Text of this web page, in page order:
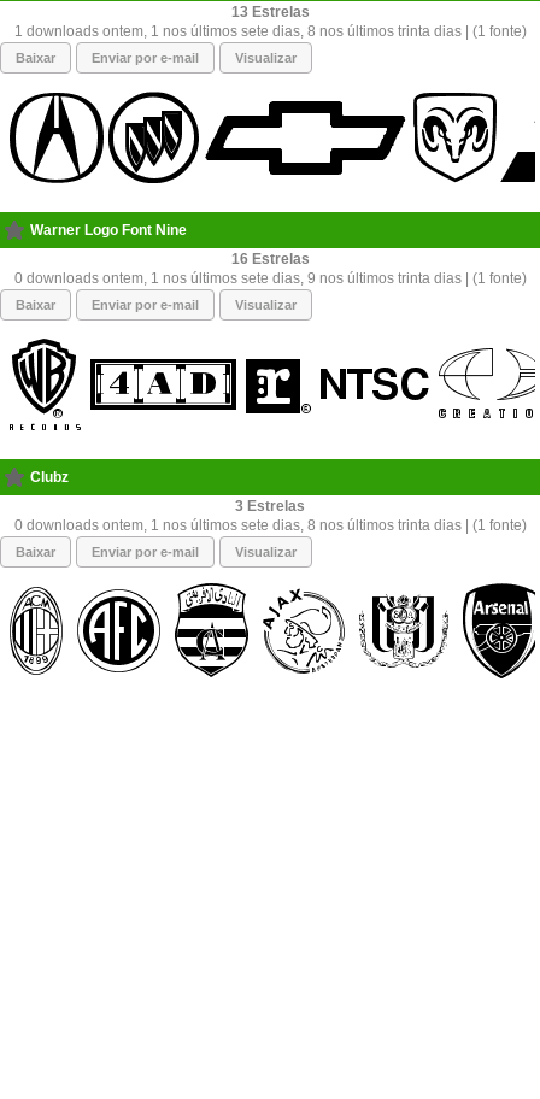
13
1 downloads ontem, 1 nos últimos sete dias, 8 nos últimos trinta dias | (1 fonte)
Baixar Enviar por e-mail Visualizar
Warner Logo Font Nine
16
0 downloads ontem, 1 nos últimos sete dias, 9 nos últimos trinta dias | (1 fonte)
Baixar Enviar por e-mail Visualizar
Clubz
3
0 downloads ontem, 1 nos últimos sete dias, 8 nos últimos trinta dias | (1 fonte)
Baixar Enviar por e-mail Visualizar